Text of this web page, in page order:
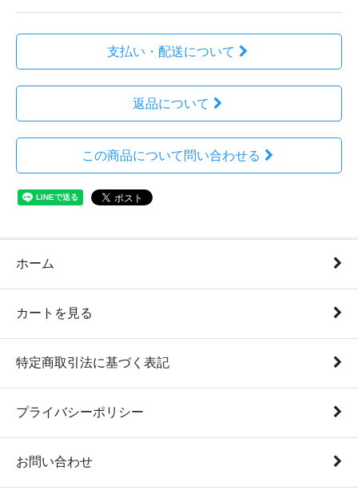
支払い・配送について
返品について
この商品について問い合わせる
ホーム
カートを見る
特定商取引法に基づく表記
プライバシーポリシー
お問い合わせ